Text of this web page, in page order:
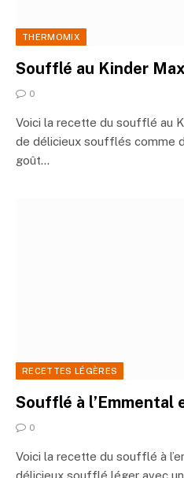
THERMOMIX
Soufflé au Kinder
0
Voici la recette du soufflé au
de délicieux soufflés comme
goût…
RECETTES LÉGÈRES
Soufflé à l’Emmental
0
Voici la recette du soufflé à
délicieux soufflé léger avec